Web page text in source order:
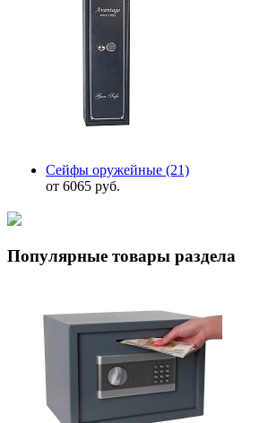
Сейфы оружейные (21)
от 6065 руб.
Популярные товары раздела